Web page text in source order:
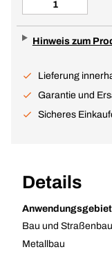
Hinweis zum
Lieferung
Garantie und
Sicheres
Details
Bau und Straßenbau
Metallbau